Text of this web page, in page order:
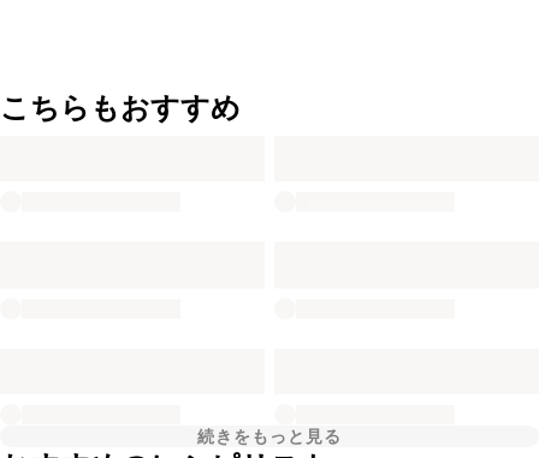
こちらもおすすめ
続きをもっと見る